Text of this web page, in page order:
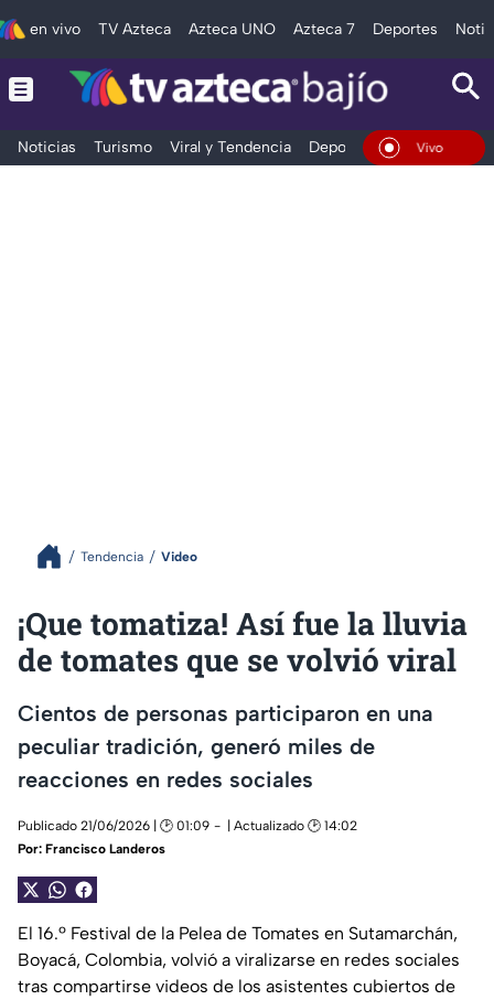
en vivo TV Azteca Azteca UNO Azteca 7 Deportes
Noticias Turismo Viral y Tendencia Deportes Espectáculos
En Vivo
Tendencia Video
¡Que tomatiza! Así fue la lluvia
de tomates que se volvió viral
Cientos de personas participaron en una
peculiar tradición, generó miles de
reacciones en redes sociales
Publicado 21/06/2026 | 🕑 01:09
| Actualizado 🕑 14:02
Por: Francisco Landeros
El 16.º Festival de la Pelea de Tomates en Sutamarchán,
Boyacá, Colombia, volvió a viralizarse en redes sociales
tras compartirse videos de los asistentes cubiertos de